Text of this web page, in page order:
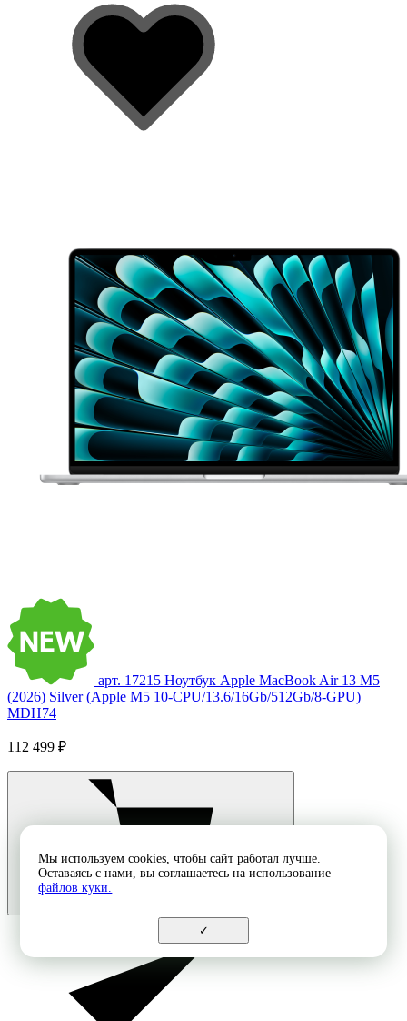
арт. 17215 Ноутбук Apple MacBook Air 13 M5
(2026) Silver (Apple M5 10-CPU/13.6/16Gb/512Gb/8-GPU)
MDH74
112 499 ₽
Мы используем cookies, чтобы сайт работал лучше.
Оставаясь с нами, вы соглашаетесь на использование
файлов куки.
✓